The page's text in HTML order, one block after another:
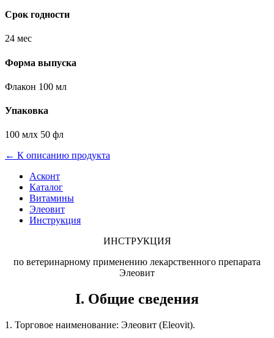
Срок годности
24 мес
Форма выпуска
Флакон 100 мл
Упаковка
100 млх 50 фл
← К описанию продукта
Асконт
Каталог
Витамины
Элеовит
Инструкция
ИНСТРУКЦИЯ
по ветеринарному применению лекарственного препарата
Элеовит
I. Общие сведения
1. Торговое наименование: Элеовит (Еlеоvit).